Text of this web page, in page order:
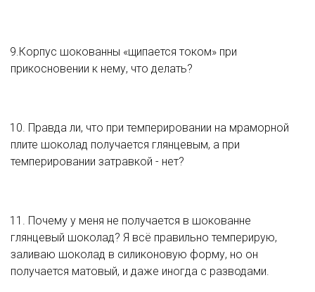
9.Корпус шокованны «щипается током» при
прикосновении к нему, что делать?
10. Правда ли, что при темперировании на мраморной
плите шоколад получается глянцевым, а при
темперировании затравкой - нет?
11. Почему у меня не получается в шокованне
глянцевый шоколад? Я всё правильно темперирую,
заливаю шоколад в силиконовую форму, но он
получается матовый, и даже иногда с разводами.